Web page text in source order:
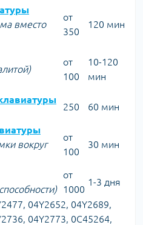
вместо
от
350
120 мин
от
100
10-120
мин
250 60 мин
вокруг
от
100
30 мин
от
1000
1-3 дня
04Y2652, 04Y2689,
04Y2773, 0C45264,